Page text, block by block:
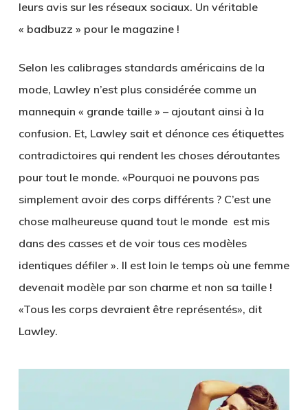
leurs avis sur les réseaux sociaux. Un véritable
« badbuzz » pour le magazine !
Selon les calibrages standards américains de la
mode, Lawley n’est plus considérée comme un
mannequin « grande taille » – ajoutant ainsi à la
confusion. Et, Lawley sait et dénonce ces étiquettes
contradictoires qui rendent les choses déroutantes
pour tout le monde. «Pourquoi ne pouvons pas
simplement avoir des corps différents ? C’est une
chose malheureuse quand tout le monde est mis
dans des casses et de voir tous ces modèles
identiques défiler ». Il est loin le temps où une femme
devenait modèle par son charme et non sa taille !
«Tous les corps devraient être représentés», dit
Lawley.